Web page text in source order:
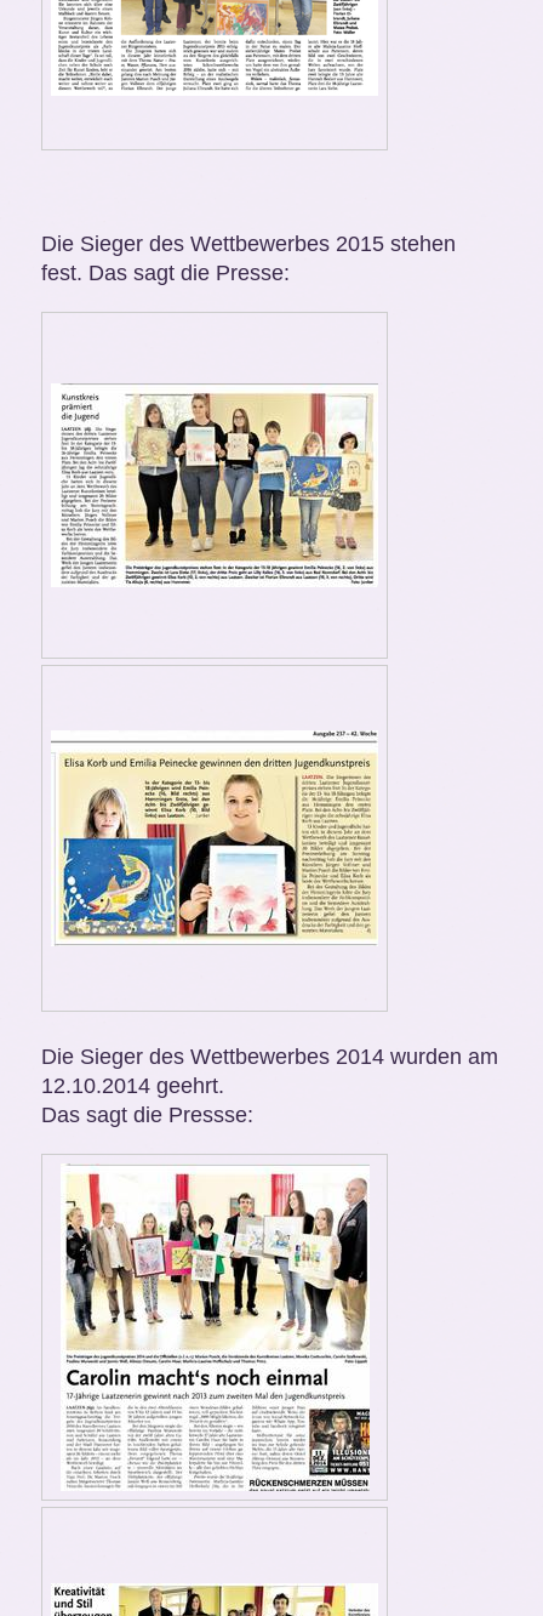
Die Sieger des Wettbewerbes 2015 stehen
fest. Das sagt die Presse:
Die Sieger des Wettbewerbes 2014 wurden am
12.10.2014 geehrt.
Das sagt die Pressse: